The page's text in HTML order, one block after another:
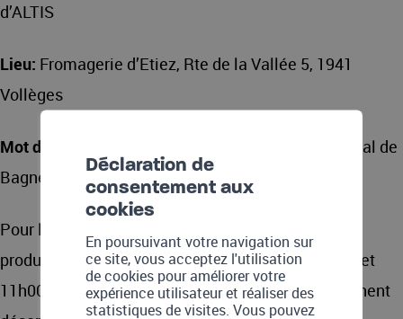
d’ALTIS
Lieu: Fromagerie d’Etiez, Rte de la Vallée 5, 1941
Vollèges
Mot d’accueil de Fabien SAUTHIER
, Président de Val de
Bagnes
Pour les premiers inscrits, une visite de la zone de
production de la fromagerie aura lieu entre 10h00 et
11h00. Ces visites précédant la présentation affichent
Déclaration de
consentement aux
cookies
En poursuivant votre navigation sur
ce site, vous acceptez l'utilisation
de cookies pour améliorer votre
expérience utilisateur et réaliser des
statistiques de visites. Vous pouvez